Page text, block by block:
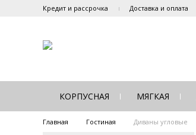
Кредит и рассрочка Доставка и оплата
КОРПУСНАЯ МЯГКАЯ
Главная Гостиная Диваны угловые